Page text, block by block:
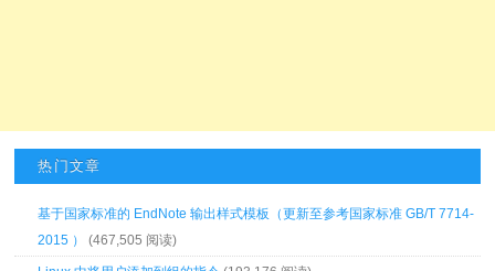
热门文章
基于国家标准的 EndNote 输出样式模板（更新至参考国家标准 GB/T 7714-
2015 ）
(467,505 阅读)